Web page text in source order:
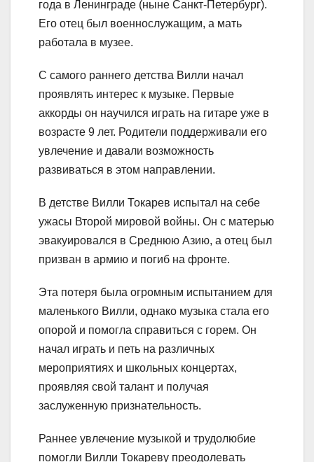
года в Ленинграде (ныне Санкт-Петербург).
Его отец был военнослужащим, а мать
работала в музее.
С самого раннего детства Вилли начал
проявлять интерес к музыке. Первые
аккорды он научился играть на гитаре уже в
возрасте 9 лет. Родители поддерживали его
увлечение и давали возможность
развиваться в этом направлении.
В детстве Вилли Токарев испытал на себе
ужасы Второй мировой войны. Он с матерью
эвакуировался в Среднюю Азию, а отец был
призван в армию и погиб на фронте.
Эта потеря была огромным испытанием для
маленького Вилли, однако музыка стала его
опорой и помогла справиться с горем. Он
начал играть и петь на различных
мероприятиях и школьных концертах,
проявляя свой талант и получая
заслуженную признательность.
Раннее увлечение музыкой и трудолюбие
помогли Вилли Токареву преодолевать